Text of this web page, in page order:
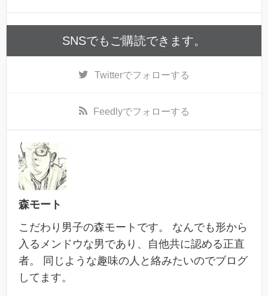
SNSでもご購読できます。
Twitterでフォローする
Feedlyでフォローする
森モート
こだわり男子の森モートです。 なんでも形から
入るメンドウな男であり、自他共に認める正直
者。 同じような趣味の人と絡みたいのでブログ
してます。